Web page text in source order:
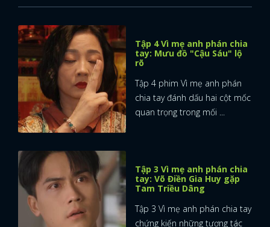
Tập 4 Vì mẹ anh phán chia
tay: Mưu đồ "Cậu Sáu" lộ
rõ
Tập 4 phim Vì mẹ anh phán
chia tay đánh dấu hai cột mốc
quan trọng trong mối ...
Tập 3 Vì mẹ anh phán chia
tay: Võ Điền Gia Huy gặp
Tam Triều Dâng
Tập 3 Vì mẹ anh phán chia tay
chứng kiến những tương tác